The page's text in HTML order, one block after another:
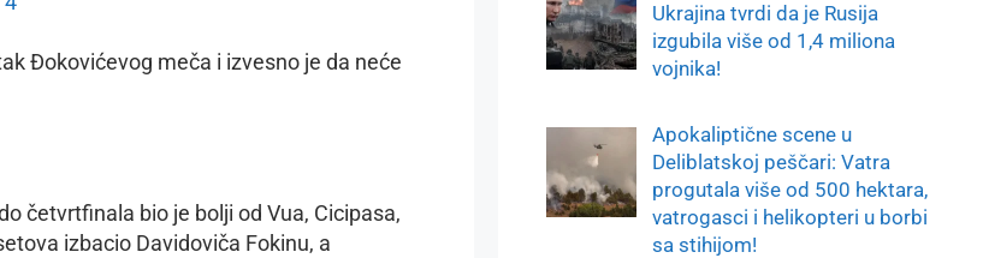
Đokovićevog meča i izvesno je da neće
četvrtfinala bio je bolji od Vua, Cicipasa,
izbacio Davidoviča Fokinu, a
Ukrajina tvrdi da je Rusija
izgubila više od 1,4 miliona
vojnika!
Apokaliptične scene u
Deliblatskoj peščari: Vatra
progutala više od 500 hektara,
vatrogasci i helikopteri u borbi
sa stihijom!